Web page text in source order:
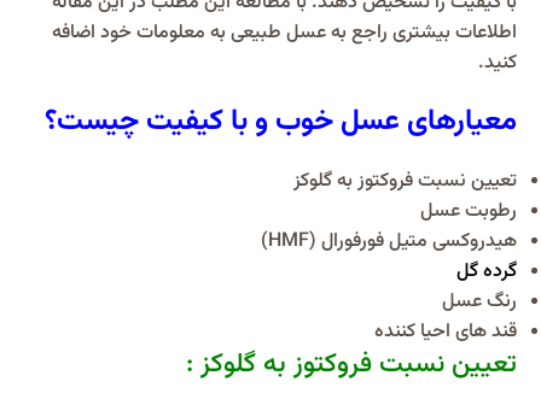
اطلاعات بیشتری راجع به عسل طبیعی به معلومات خود اضافه
کنید.
معیارهای عسل خوب و با کیفیت چیست؟
تعیین نسبت فروکتوز به گلوکز
رطوبت عسل
هیدروکسی متیل فورفورال (HMF)
گرده گل
رنگ عسل
قند های احیا کننده
تعیین نسبت فروکتوز به گلوکز :